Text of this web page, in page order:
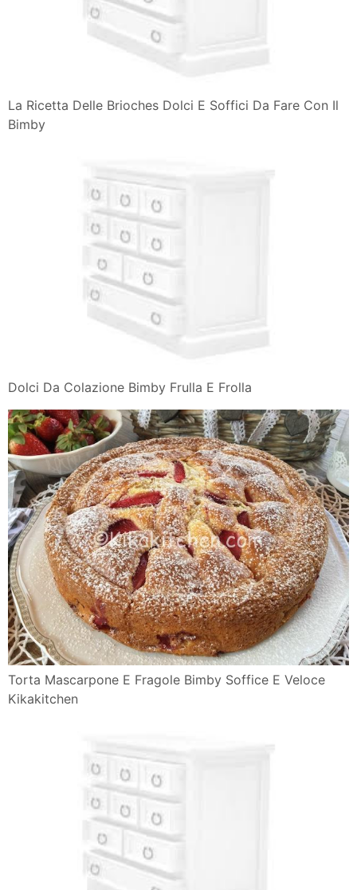
La Ricetta Delle Brioches Dolci E Soffici Da Fare Con Il
Bimby
Dolci Da Colazione Bimby Frulla E Frolla
Torta Mascarpone E Fragole Bimby Soffice E Veloce
Kikakitchen